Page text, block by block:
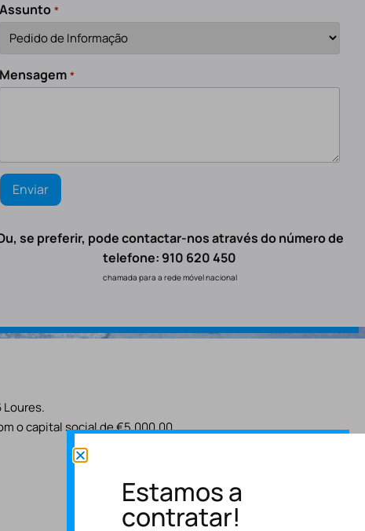
Assunto *
Mensagem *
se preferir, pode contactar-nos através do número de
telefone: 910 620 450
chamada para a rede móvel nacional
Loures.
o capital social de €5.000,00.
Estamos a
contratar!